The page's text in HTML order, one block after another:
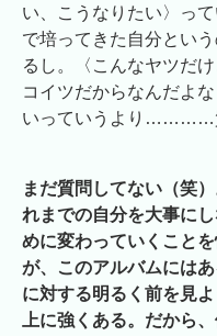
い、こうなりたい〉っ
で培ってきた自分とい
るし。〈こんなヤツだ
コイツだからなんだよ
いっていうより…………
まだ質問してない（笑
れまでの自分を大事に
めに変わっていくこと
が、このアルバムには
に対する明るく前を見
上に強くある。だから